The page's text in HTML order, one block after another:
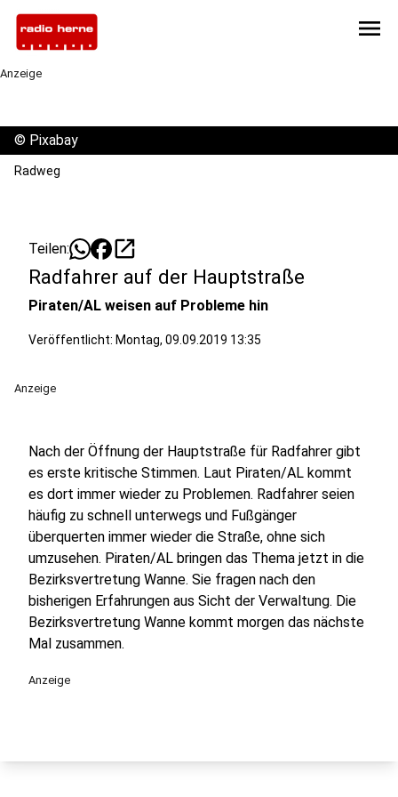
menu
Anzeige
© Pixabay
Radweg
Teilen: open_in_new
Radfahrer auf der Hauptstraße
Piraten/AL weisen auf Probleme hin
Veröffentlicht: Montag, 09.09.2019 13:35
Anzeige
Nach der Öffnung der Hauptstraße für Radfahrer gibt
es erste kritische Stimmen. Laut Piraten/AL kommt
es dort immer wieder zu Problemen. Radfahrer seien
häufig zu schnell unterwegs und Fußgänger
überquerten immer wieder die Straße, ohne sich
umzusehen. Piraten/AL bringen das Thema jetzt in die
Bezirksvertretung Wanne. Sie fragen nach den
bisherigen Erfahrungen aus Sicht der Verwaltung. Die
Bezirksvertretung Wanne kommt morgen das nächste
Mal zusammen.
Anzeige